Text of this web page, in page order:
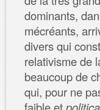
dominants,
mécréants,
divers qui
relativisme de
beaucoup de
qui, pour ne